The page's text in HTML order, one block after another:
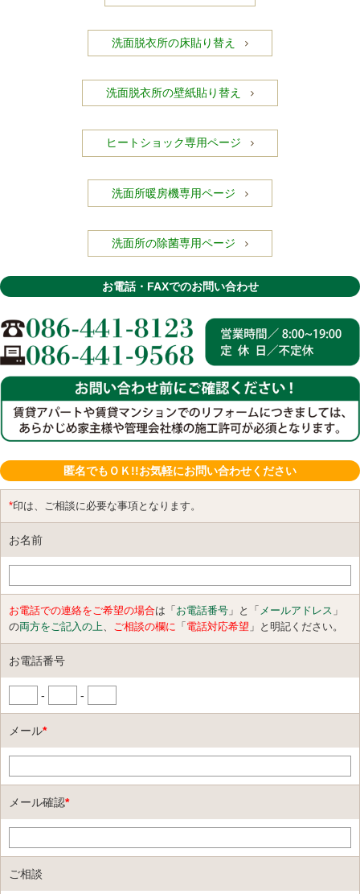
洗面脱衣所の床貼り替え
洗面脱衣所の壁紙貼り替え
ヒートショック専用ページ
洗面所暖房機専用ページ
洗面所の除菌専用ページ
お電話・FAXでのお問い合わせ
匿名でもＯＫ!!お気軽にお問い合わせください
*印は、ご相談に必要な事項となります。
お名前
お電話での連絡をご希望の場合は「お電話番号 」と「 メールアドレス 」
の両方をご記入の上 ご相談の欄に 「電話対応希望 」と明記ください。
お電話番号
- -
メール*
メール確認*
ご相談